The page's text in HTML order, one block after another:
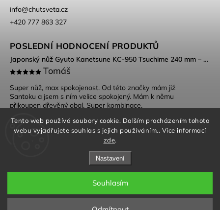
Tento web používá soubory cookie. Dalším procházením tohoto
webu vyjadřujete souhlas s jejich používáním.. Více informací
zde.
Nastavení
Souhlasím
info@chutsveta.cz
+420 777 863 327
POSLEDNÍ HODNOCENÍ PRODUKTŮ
Japonský nůž Gyuto Kanetsune KC-950 Tsuchime 240 mm – DSR-1K6 ocel, Tsuchime povrch
Tomáš
Super nůž, max spokojenost. Od této značky mám již
Santoku a jsem s ním velice spokojený. Mám k němu
přikoupen dřevěný obal. Super kombinace.
Obchodní podmínky| Ochrana osobních údajů
Copyright 2026Chutsveta.cz. Všechna práva vyhrazena.